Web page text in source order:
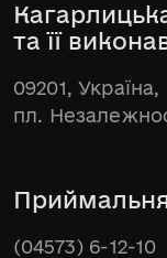
та її
09201,
пл.
(04573) 6-12-10